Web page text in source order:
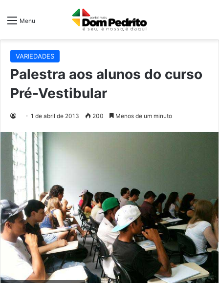
Menu
VARIEDADES
Palestra aos alunos do curso
Pré-Vestibular
1 de abril de 2013 200 Menos de um minuto